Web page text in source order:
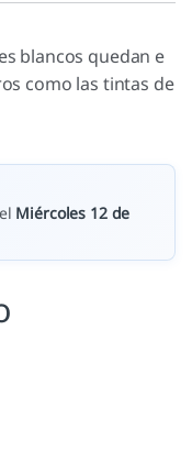
blancos quedan e
como las tintas de
Miércoles 12 de